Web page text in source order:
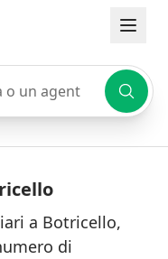
agente
a Botricello,
di